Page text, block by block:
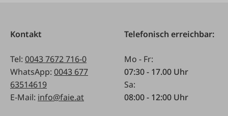
Kontakt
Tel: 0043 7672 716-0
WhatsApp: 0043 677
63514619
E-Mail: info@faie.at
Telefonisch erreichbar:
Mo - Fr:
07:30 - 17.00 Uhr
Sa:
08:00 - 12:00 Uhr